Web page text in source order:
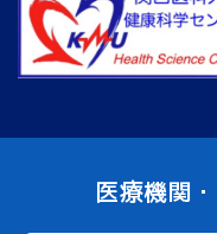
医療機関